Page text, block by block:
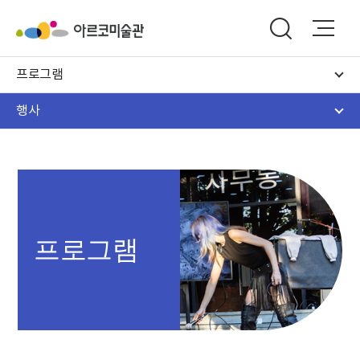
프로그램
행사
프로그램